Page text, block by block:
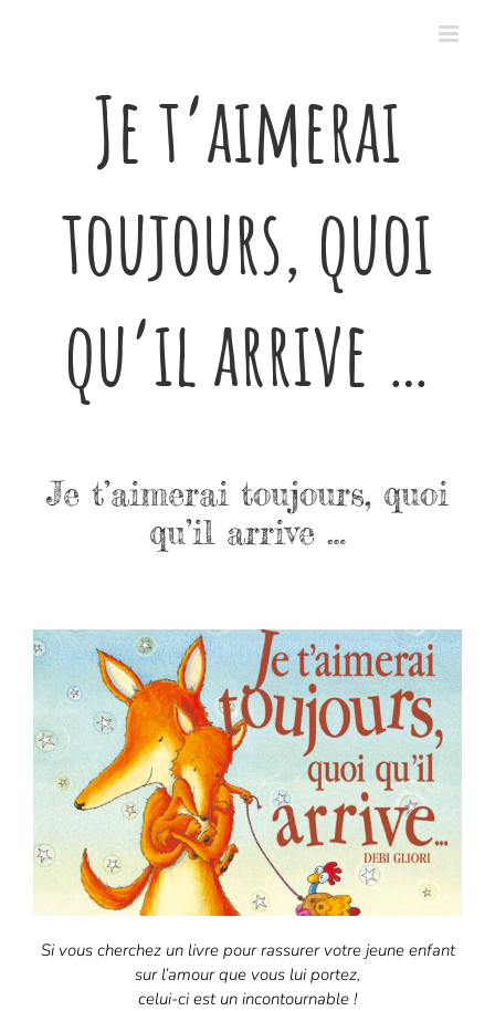
Je t’aimerai
toujours, quoi
qu’il arrive …
Je t’aimerai toujours, quoi
qu’il arrive …
Si vous cherchez un livre pour rassurer votre jeune enfant
sur l’amour que vous lui portez,
celui-ci est un incontournable !